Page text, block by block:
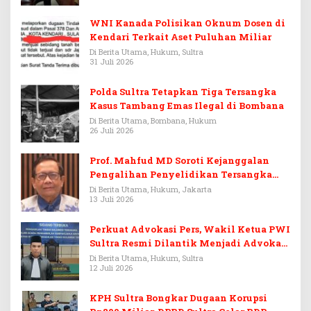
WNI Kanada Polisikan Oknum Dosen di
Kendari Terkait Aset Puluhan Miliar
Di Berita Utama, Hukum, Sultra
31 Juli 2026
Polda Sultra Tetapkan Tiga Tersangka
Kasus Tambang Emas Ilegal di Bombana
Di Berita Utama, Bombana, Hukum
26 Juli 2026
Prof. Mahfud MD Soroti Kejanggalan
Pengalihan Penyelidikan Tersangka
Febrie Adriansyah
Di Berita Utama, Hukum, Jakarta
13 Juli 2026
Perkuat Advokasi Pers, Wakil Ketua PWI
Sultra Resmi Dilantik Menjadi Advokat
PERADI
Di Berita Utama, Hukum, Sultra
12 Juli 2026
KPH Sultra Bongkar Dugaan Korupsi